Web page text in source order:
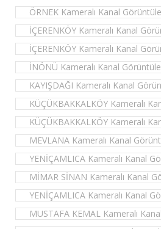
ÖRNEK Kameralı Kanal
İÇERENKÖY Kameralı Kanal
İÇERENKÖY Kameralı Kanal
İNÖNÜ Kameralı Kanal
KAYIŞDAĞI Kameralı Kanal
KÜÇÜKBAKKALKÖY Kameralı
KÜÇÜKBAKKALKÖY Kameralı
MEVLANA Kameralı Kanal
YENİÇAMLICA Kameralı Kanal
MİMAR SİNAN Kameralı Kanal
YENİÇAMLICA Kameralı Kanal
MUSTAFA KEMAL Kameralı